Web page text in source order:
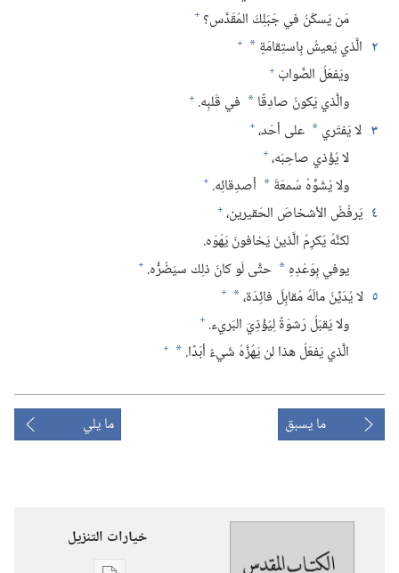
مَن يَسكُنُ في جَبَلِكَ المُقَدَّس؟‏ +
٢ الَّذي يَعيشُ بِاستِقامَةٍ *
+
ويَفعَلُ الصَّوابَ +
والَّذي يَكونُ صادِقًا * في قَلبِه.‏ +
٣ لا يَفتَري * على أحَد،‏ +
لا يُؤْذي صاحِبَه،‏ +
ولا يُشَوِّهُ سُمعَةَ * أصدِقائِه.‏ +
٤ يَرفُضُ الأشخاصَ الحَقيرين،‏ +
لكنَّهُ يُكرِمُ الَّذينَ يَخافونَ يَهْوَه.‏
يوفي بِوَعْدِهِ * حتَّى لَو كانَ ذلِك سيَضُرُّه.‏ +
٥ لا يُدَيِّنُ مالَهُ مُقابِلَ فائِدَة،‏*
+
ولا يَقبَلُ رَشوَةً لِيُؤْذِيَ البَريء.‏ +
الَّذي يَفعَلُ هذا لن يَهُزَّهُ شَيءٌ أبَدًا.‏ *
+
ما يسبق ما يلي
خيارات التنزيل